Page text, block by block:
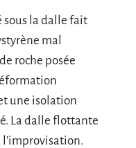
sous la dalle fait
mal
roche posée
une isolation
La dalle flottante
l’improvisation.